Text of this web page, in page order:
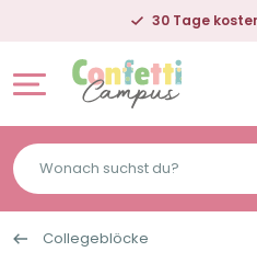
30 Tage
Wonach
suchst
du?
Collegeblöcke